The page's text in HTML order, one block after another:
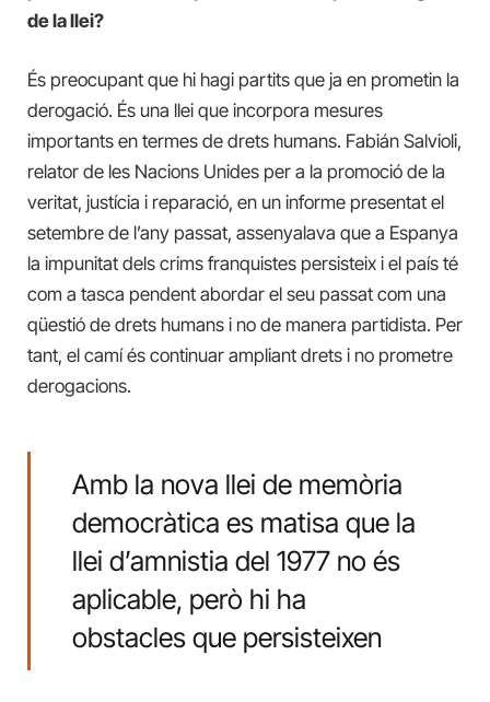
de la llei?
És preocupant que hi hagi partits que ja en prometin la
derogació. És una llei que incorpora mesures
importants en termes de drets humans. Fabián Salvioli,
relator de les Nacions Unides per a la promoció de la
veritat, justícia i reparació, en un informe presentat el
setembre de l’any passat, assenyalava que a Espanya
la impunitat dels crims franquistes persisteix i el país té
com a tasca pendent abordar el seu passat com una
qüestió de drets humans i no de manera partidista. Per
tant, el camí és continuar ampliant drets i no prometre
derogacions.
Amb la nova llei de memòria
democràtica es matisa que la
llei d’amnistia del 1977 no és
aplicable, però hi ha
obstacles que persisteixen